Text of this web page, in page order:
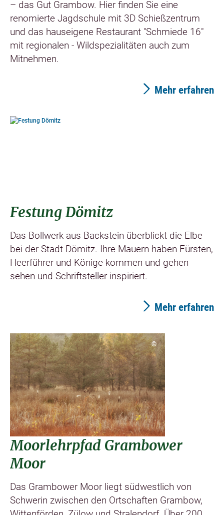
– das Gut Grambow. Hier finden Sie eine
renomierte Jagdschule mit 3D Schießzentrum
und das hauseigene Restaurant "Schmiede 16"
mit regionalen - Wildspezialitäten auch zum
Mitnehmen.
Mehr erfahren
Festung Dömitz
Das Bollwerk aus Backstein überblickt die Elbe
bei der Stadt Dömitz. Ihre Mauern haben Fürsten,
Heerführer und Könige kommen und gehen
sehen und Schriftsteller inspiriert.
Mehr erfahren
©
Moorlehrpfad Grambower
Moor
Das Grambower Moor liegt südwestlich von
Schwerin zwischen den Ortschaften Grambow,